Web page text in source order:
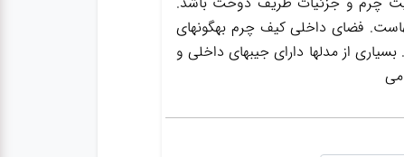
فضای داخلی کیف چرم بهگونهای
از مدلها دارای جیبهای داخلی و
می